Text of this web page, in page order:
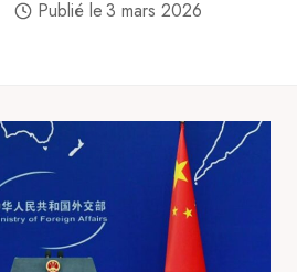
Publié le3 mars 2026